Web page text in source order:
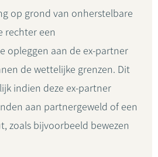
op grond van onherstelbare
rechter een
opleggen aan de ex-partner
de wettelijke grenzen. Dit
indien deze ex-partner
aan partnergeweld of een
zoals bijvoorbeeld bewezen